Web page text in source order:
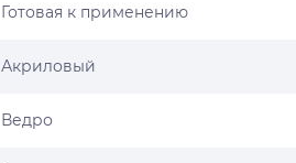
Готовая к применению
Акриловый
Ведро